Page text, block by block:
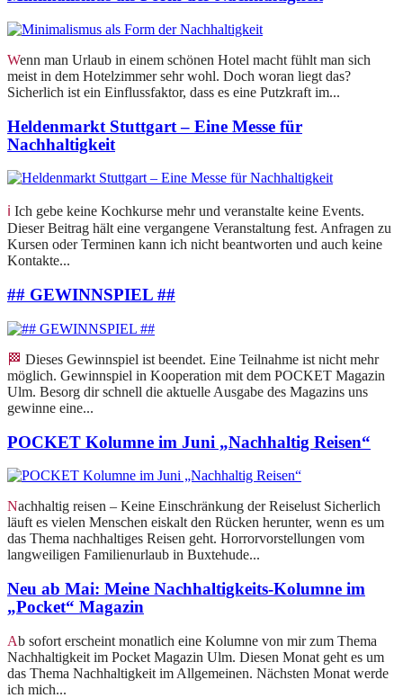
Wenn man Urlaub in einem schönen Hotel macht fühlt man sich
meist in dem Hotelzimmer sehr wohl. Doch woran liegt das?
Sicherlich ist ein Einflussfaktor, dass es eine Putzkraft im...
Heldenmarkt Stuttgart – Eine Messe für
Nachhaltigkeit
ℹ️ Ich gebe keine Kochkurse mehr und veranstalte keine Events.
Dieser Beitrag hält eine vergangene Veranstaltung fest. Anfragen zu
Kursen oder Terminen kann ich nicht beantworten und auch keine
Kontakte...
## GEWINNSPIEL ##
🏁 Dieses Gewinnspiel ist beendet. Eine Teilnahme ist nicht mehr
möglich. Gewinnspiel in Kooperation mit dem POCKET Magazin
Ulm. Besorg dir schnell die aktuelle Ausgabe des Magazins uns
gewinne eine...
POCKET Kolumne im Juni „Nachhaltig Reisen“
Nachhaltig reisen – Keine Einschränkung der Reiselust Sicherlich
läuft es vielen Menschen eiskalt den Rücken herunter, wenn es um
das Thema nachhaltiges Reisen geht. Horrorvorstellungen vom
langweiligen Familienurlaub in Buxtehude...
Neu ab Mai: Meine Nachhaltigkeits-Kolumne im
„Pocket“ Magazin
Ab sofort erscheint monatlich eine Kolumne von mir zum Thema
Nachhaltigkeit im Pocket Magazin Ulm. Diesen Monat geht es um
das Thema Nachhaltigkeit im Allgemeinen. Nächsten Monat werde
ich mich...